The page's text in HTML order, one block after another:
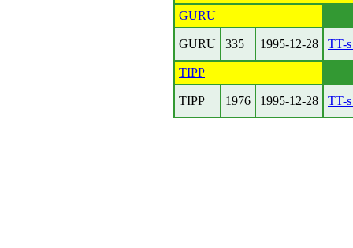
GURU
GURU 335 1995-12-28 TT-s
TIPP
TIPP 1976 1995-12-28 TT-s